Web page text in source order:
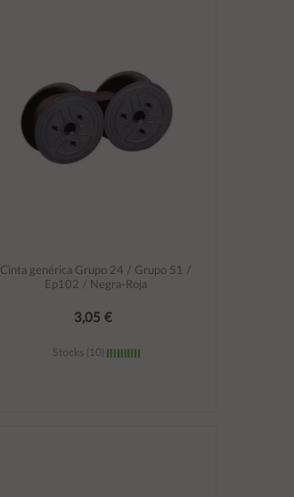
Cinta genérica Grupo 24 / Grupo 51 /
Ep102 / Negra-Roja
3,05 €
Stocks (10)